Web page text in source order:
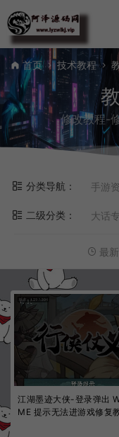
首页 技术教程
修改教程-
分类导航： 手游
二级分类： 大话
最新
江湖墨迹大侠-登录弹出
ME 提示无法进游戏修复